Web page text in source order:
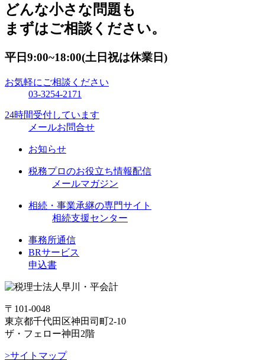
どんな小さな問題も
まずはご相談ください。
平日9:00~18:00(土日祝は休業日)
お気軽にご相談ください
03-3254-2171
24時間受付しています
メールお問合せ
お知らせ
税務プロのお役立ち情報配信
メールマガジン
相続・事業承継の専門サイト
相続支援センター
事務所通信
BRサービス
申込書
〒101-0048
東京都千代田区神田司町2-10
ザ・フェロー神田2階
>サイトマップ